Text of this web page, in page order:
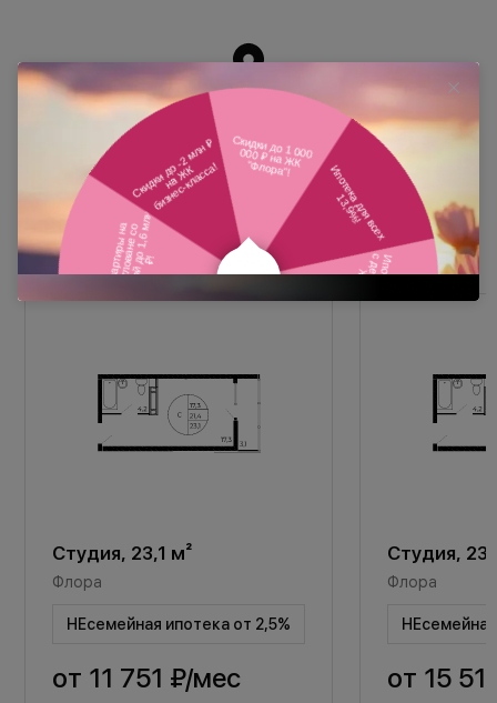
Похожие планировки
Студия, 23,1 м²
Флора
НЕсемейная ипотека от 2,5%
от 11 751 ₽/мес
Студия,
Флора
от 15